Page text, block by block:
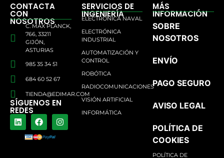
CONTACTA
CON
NOSOTROS
C. MAX PLANCK,
766, 33211
GIJÓN,
ASTURIAS
985 35 34 51
684 60 52 67
TIENDA@EDIMAR.COM
SÍGUENOS EN
REDES
SERVICIOS DE
INGENIERÍA
ELECTRÓNICA NAVAL
ELECTRÓNICA
INDUSTRIAL
AUTOMATIZACIÓN Y
CONTROL
ROBÓTICA
RADIOCOMUNICACIONES
VISIÓN ARTIFICIAL
INFORMÁTICA
MÁS
INFORMACIÓN
SOBRE
NOSOTROS
ENVÍO
PAGO SEGURO
AVISO LEGAL
POLÍTICA DE
COOKIES
POLÍTICA DE